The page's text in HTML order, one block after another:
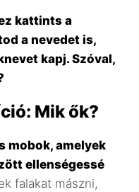
kattints a
a nevedet is,
kapj. Szóval,
Mik ők?
mobok, amelyek
ellenségessé
falakat mászni,